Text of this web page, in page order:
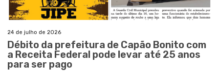
24 de julho de 2026
Débito da prefeitura de Capão Bonito com
a Receita Federal pode levar até 25 anos
para ser pago